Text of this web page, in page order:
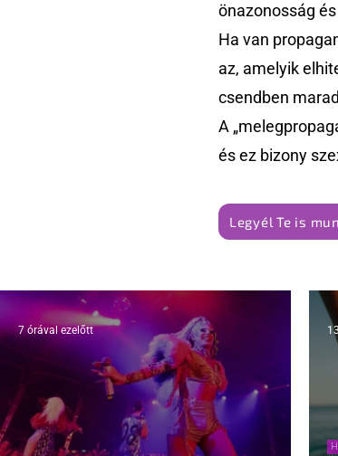
önazonosság
Ha van
az, amelyik
csendben
A
és ez bizony
Legyél Te is
7 órával ezelőtt